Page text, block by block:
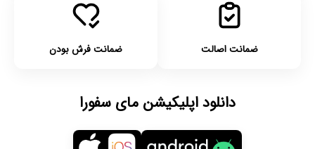
ضمانت اصالت ضمانت فرش بودن
دانلود اپلیکیشن مای سفورا